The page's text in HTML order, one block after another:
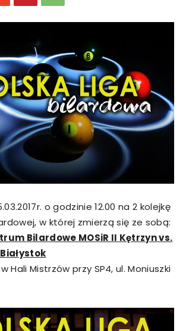
o godzinie 12.00 na 2 kolejkę
w której zmierzą się ze sobą:
Bilardowe MOSiR II Kętrzyn vs.
Hali Mistrzów przy SP4, ul. Moniuszki